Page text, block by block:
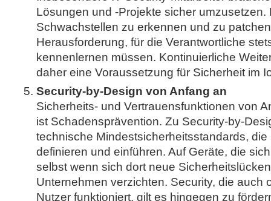
Lösungen und -Projekte sicher umzusetzen.
Schwachstellen zu erkennen und zu
Herausforderung, für die Verantwortliche
kennenlernen müssen. Kontinuierliche
daher eine Voraussetzung für Sicherheit im
Security-by-Design von Anfang an
Sicherheits- und Vertrauensfunktionen von
ist Schadensprävention. Zu Security-by-
technische Mindestsicherheitsstandards,
definieren und einführen. Auf Geräte, die
selbst wenn sich dort neue
Unternehmen verzichten. Security, die auch
Nutzer funktioniert, gilt es hingegen zu